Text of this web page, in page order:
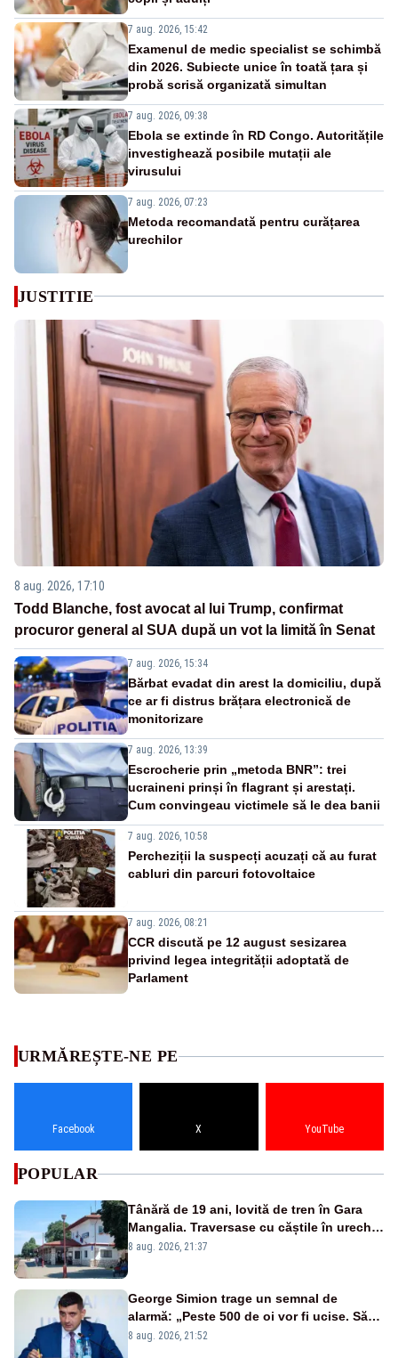
7 aug. 2026, 15:42
Examenul de medic specialist se schimbă
din 2026. Subiecte unice în toată țara și
probă scrisă organizată simultan
7 aug. 2026, 09:38
Ebola se extinde în RD Congo. Autoritățile
investighează posibile mutații ale
virusului
7 aug. 2026, 07:23
Metoda recomandată pentru curățarea
urechilor
JUSTITIE
8 aug. 2026, 17:10
Todd Blanche, fost avocat al lui Trump, confirmat
procuror general al SUA după un vot la limită în Senat
7 aug. 2026, 15:34
Bărbat evadat din arest la domiciliu, după
ce ar fi distrus brățara electronică de
monitorizare
7 aug. 2026, 13:39
Escrocherie prin „metoda BNR”: trei
ucraineni prinși în flagrant și arestați.
Cum convingeau victimele să le dea banii
7 aug. 2026, 10:58
Percheziții la suspecți acuzați că au furat
cabluri din parcuri fotovoltaice
7 aug. 2026, 08:21
CCR discută pe 12 august sesizarea
privind legea integrității adoptată de
Parlament
URMĂREȘTE-NE PE
Facebook X YouTube
POPULAR
Tânără de 19 ani, lovită de tren în Gara
Mangalia. Traversase cu căștile în urechi
liniile printr-un loc nepermis
8 aug. 2026, 21:37
George Simion trage un semnal de
alarmă: „Peste 500 de oi vor fi ucise. Să
vedem dacă ciobanii vor fi despăgubiți”
8 aug. 2026, 21:52